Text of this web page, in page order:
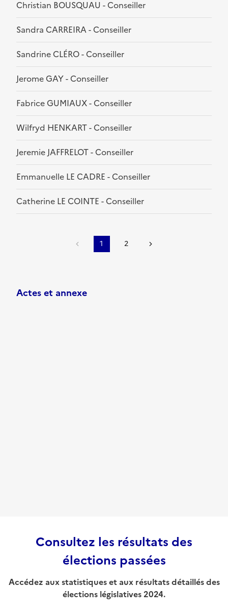
Christian BOUSQUAU - Conseiller
Sandra CARREIRA - Conseiller
Sandrine CLÉRO - Conseiller
Jerome GAY - Conseiller
Fabrice GUMIAUX - Conseiller
Wilfryd HENKART - Conseiller
Jeremie JAFFRELOT - Conseiller
Emmanuelle LE CADRE - Conseiller
Catherine LE COINTE - Conseiller
1 2
Actes et annexe
Consultez les résultats des
élections passées
Accédez aux statistiques et aux résultats détaillés des
élections législatives 2024.